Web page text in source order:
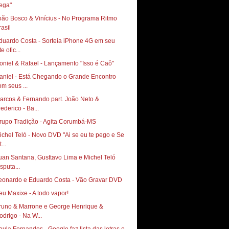
Bosco & Vinícius - No Programa Ritmo
Costa - Sorteia iPhone 4G em seu
ofic...
& Rafael - Lançamento "Isso é Caô"
- Está Chegando o Grande Encontro
seus ...
& Fernando part. João Neto &
- Ba...
Tradição - Agita Corumbá-MS
Teló - Novo DVD "Ai se eu te pego e Se
Santana, Gusttavo Lima e Michel Teló
e Eduardo Costa - Vão Gravar DVD
Seu Maxixe - A todo vapor!‏
& Marrone e George Henrique &
- Na W...